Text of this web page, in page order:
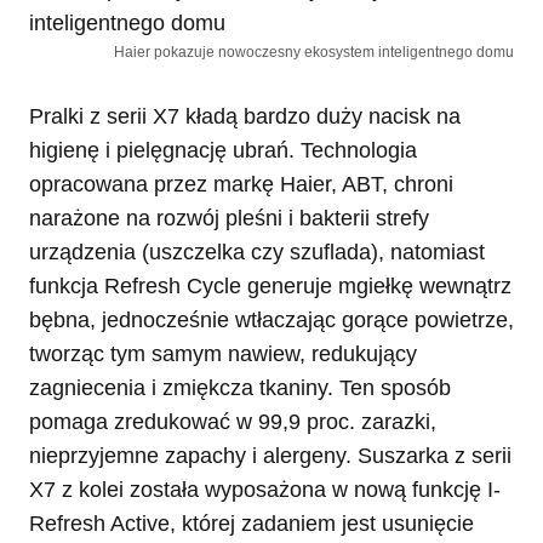
Haier pokazuje nowoczesny ekosystem inteligentnego domu
Pralki z serii X7 kładą bardzo duży nacisk na
higienę i pielęgnację ubrań. Technologia
opracowana przez markę Haier, ABT, chroni
narażone na rozwój pleśni i bakterii strefy
urządzenia (uszczelka czy szuflada), natomiast
funkcja Refresh Cycle generuje mgiełkę wewnątrz
bębna, jednocześnie wtłaczając gorące powietrze,
tworząc tym samym nawiew, redukujący
zagniecenia i zmiękcza tkaniny. Ten sposób
pomaga zredukować w 99,9 proc. zarazki,
nieprzyjemne zapachy i alergeny. Suszarka z serii
X7 z kolei została wyposażona w nową funkcję I-
Refresh Active, której zadaniem jest usunięcie